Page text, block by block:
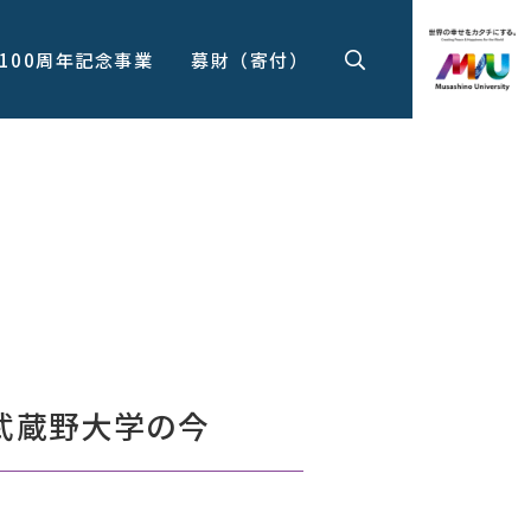
周年記念事業 募財（寄付）
蔵野大学の今